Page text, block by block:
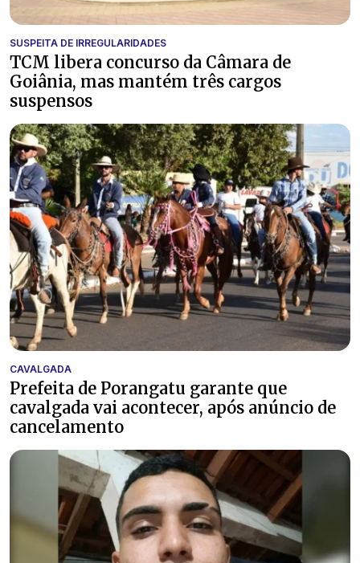
SUSPEITA DE IRREGULARIDADES
TCM libera concurso da Câmara de
Goiânia, mas mantém três cargos
suspensos
CAVALGADA
Prefeita de Porangatu garante que
cavalgada vai acontecer, após anúncio de
cancelamento